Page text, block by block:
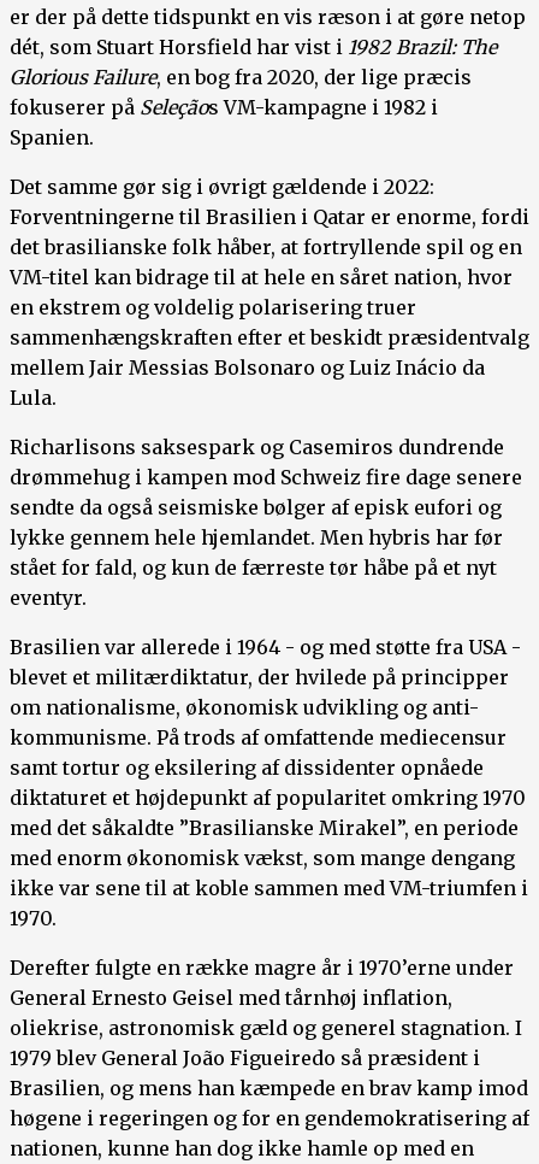
er der på dette tidspunkt en vis ræson i at gøre netop
dét, som Stuart Horsfield har vist i 1982 Brazil: The
Glorious Failure, en bog fra 2020, der lige præcis
fokuserer på Seleçãos VM-kampagne i 1982 i
Spanien.
Det samme gør sig i øvrigt gældende i 2022:
Forventningerne til Brasilien i Qatar er enorme, fordi
det brasilianske folk håber, at fortryllende spil og en
VM-titel kan bidrage til at hele en såret nation, hvor
en ekstrem og voldelig polarisering truer
sammenhængskraften efter et beskidt præsidentvalg
mellem Jair Messias Bolsonaro og Luiz Inácio da
Lula.
Richarlisons saksespark og Casemiros dundrende
drømmehug i kampen mod Schweiz fire dage senere
sendte da også seismiske bølger af episk eufori og
lykke gennem hele hjemlandet. Men hybris har før
stået for fald, og kun de færreste tør håbe på et nyt
eventyr.
Brasilien var allerede i 1964 - og med støtte fra USA -
blevet et militærdiktatur, der hvilede på principper
om nationalisme, økonomisk udvikling og anti-
kommunisme. På trods af omfattende mediecensur
samt tortur og eksilering af dissidenter opnåede
diktaturet et højdepunkt af popularitet omkring 1970
med det såkaldte ”Brasilianske Mirakel”, en periode
med enorm økonomisk vækst, som mange dengang
ikke var sene til at koble sammen med VM-triumfen i
1970.
Derefter fulgte en række magre år i 1970’erne under
General Ernesto Geisel med tårnhøj inflation,
oliekrise, astronomisk gæld og generel stagnation. I
1979 blev General João Figueiredo så præsident i
Brasilien, og mens han kæmpede en brav kamp imod
høgene i regeringen og for en gendemokratisering af
nationen, kunne han dog ikke hamle op med en